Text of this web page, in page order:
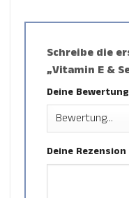
Schreibe die
„Vitamin E &
Deine Bewertung
Deine Rezension